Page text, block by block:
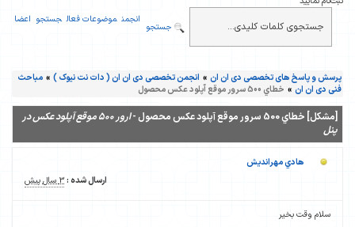
انجمن موضوعات فعال جستجو اعضا
جستجو
پرسش و پاسخ های تخصصی دی ان ان » انجمن تخصصی دی ان ان ( دات نت نیوک ) » مباحث
فنی دی ان ان » خطاي 500 سرور موقع آپلود عکس محصول
[مشکل] خطاي 500 سرور موقع آپلود عکس محصول -
ارور 500 موقع آپلود عکس در
پنل
هادي مهرانديش
ارسال شده :3 سال پیش
سلام وقت بخير